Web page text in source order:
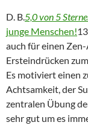
D. B.5,0 von 5
junge Menschen!
auch für einen
Ersteindrücken
Es motiviert einen
Achtsamkeit, der
zentralen Übung
sehr gut um es